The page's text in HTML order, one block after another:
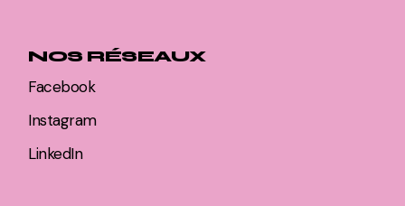
NOS RÉSEAUX
Facebook
Instagram
LinkedIn